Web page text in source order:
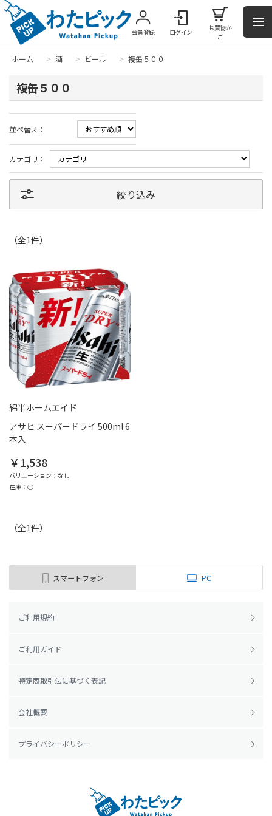
会員登録 ログイン
お買物か
ご
ホーム > 酒 > ビール > 複缶５００
複缶５００
並べ替え：
カテゴリ：
絞り込み
（全1件）
綿半ホームエイド
アサヒ スーパードライ 500ml 6
本入
￥1,538
バリエーション：なし
在庫：○
（全1件）
スマートフォン PC
ご利用規約
ご利用ガイド
特定商取引法に基づく表記
会社概要
プライバシーポリシー